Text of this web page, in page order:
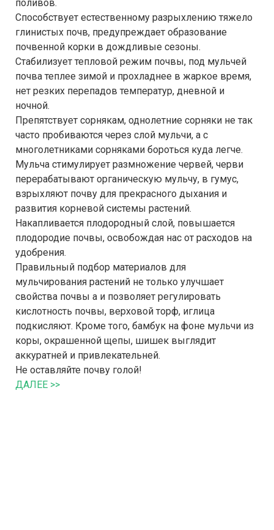
поливов.
Способствует естественному разрыхлению тяжело
глинистых почв, предупреждает образование
почвенной корки в дождливые сезоны.
Стабилизует тепловой режим почвы, под мульчей
почва теплее зимой и прохладнее в жаркое время,
нет резких перепадов температур, дневной и
ночной.
Препятствует сорнякам, однолетние сорняки не так
часто пробиваются через слой мульчи, а с
многолетниками сорняками бороться куда легче.
Мульча стимулирует размножение червей, черви
перерабатывают органическую мульчу, в гумус,
взрыхляют почву для прекрасного дыхания и
развития корневой системы растений.
Накапливается плодородный слой, повышается
плодородие почвы, освобождая нас от расходов на
удобрения.
Правильный подбор материалов для
мульчирования растений не только улучшает
свойства почвы а и позволяет регулировать
кислотность почвы, верховой торф, иглица
подкисляют. Кроме того, бамбук на фоне мульчи из
коры, окрашенной щепы, шишек выглядит
аккуратней и привлекательней.
Не оставляйте почву голой!
ДАЛЕЕ >>